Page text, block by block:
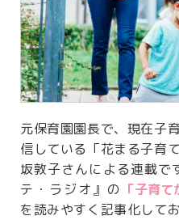
元保育園園長で、現在子
信している「花まる子育
坂敦子さんによる連載で
テ・ラジオ』の 「子育
を読みやすく記事化して